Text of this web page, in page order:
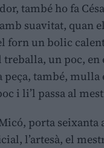
també ho fa
suavitat, quan
forn un bolic
treballa, un poc, en
peça, també,
i li’l passa al
porta seixanta
l’artesà, el